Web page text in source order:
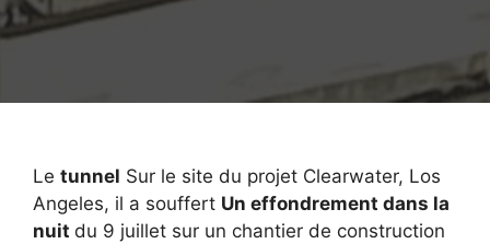
Le tunnel Sur le site du projet Clearwater, Los
Angeles, il a souffert Un effondrement dans la
nuit du 9 juillet sur un chantier de construction